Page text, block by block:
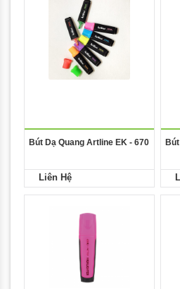
Bút Dạ Quang Artline EK - 670
Liên Hệ